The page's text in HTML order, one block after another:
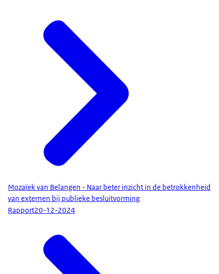
Mozaïek van Belangen - Naar beter inzicht in de betrokkenheid
van externen bij publieke besluitvorming
Rapport20-12-2024